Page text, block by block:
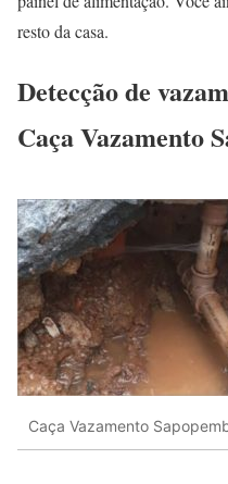
resto da casa.
Detecção de
Caça Vazamento
Caça Vazamento